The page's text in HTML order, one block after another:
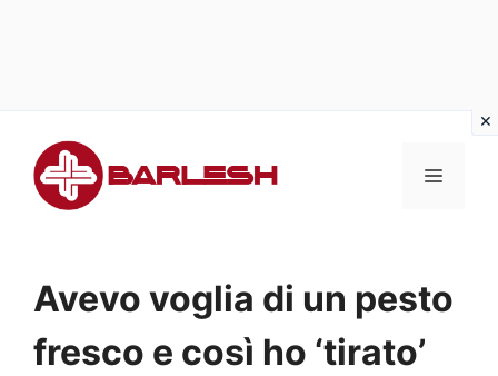
contenuto
MENU
Avevo voglia di un pesto
fresco e così ho ‘tirato’